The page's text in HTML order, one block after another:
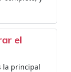
el
la principal